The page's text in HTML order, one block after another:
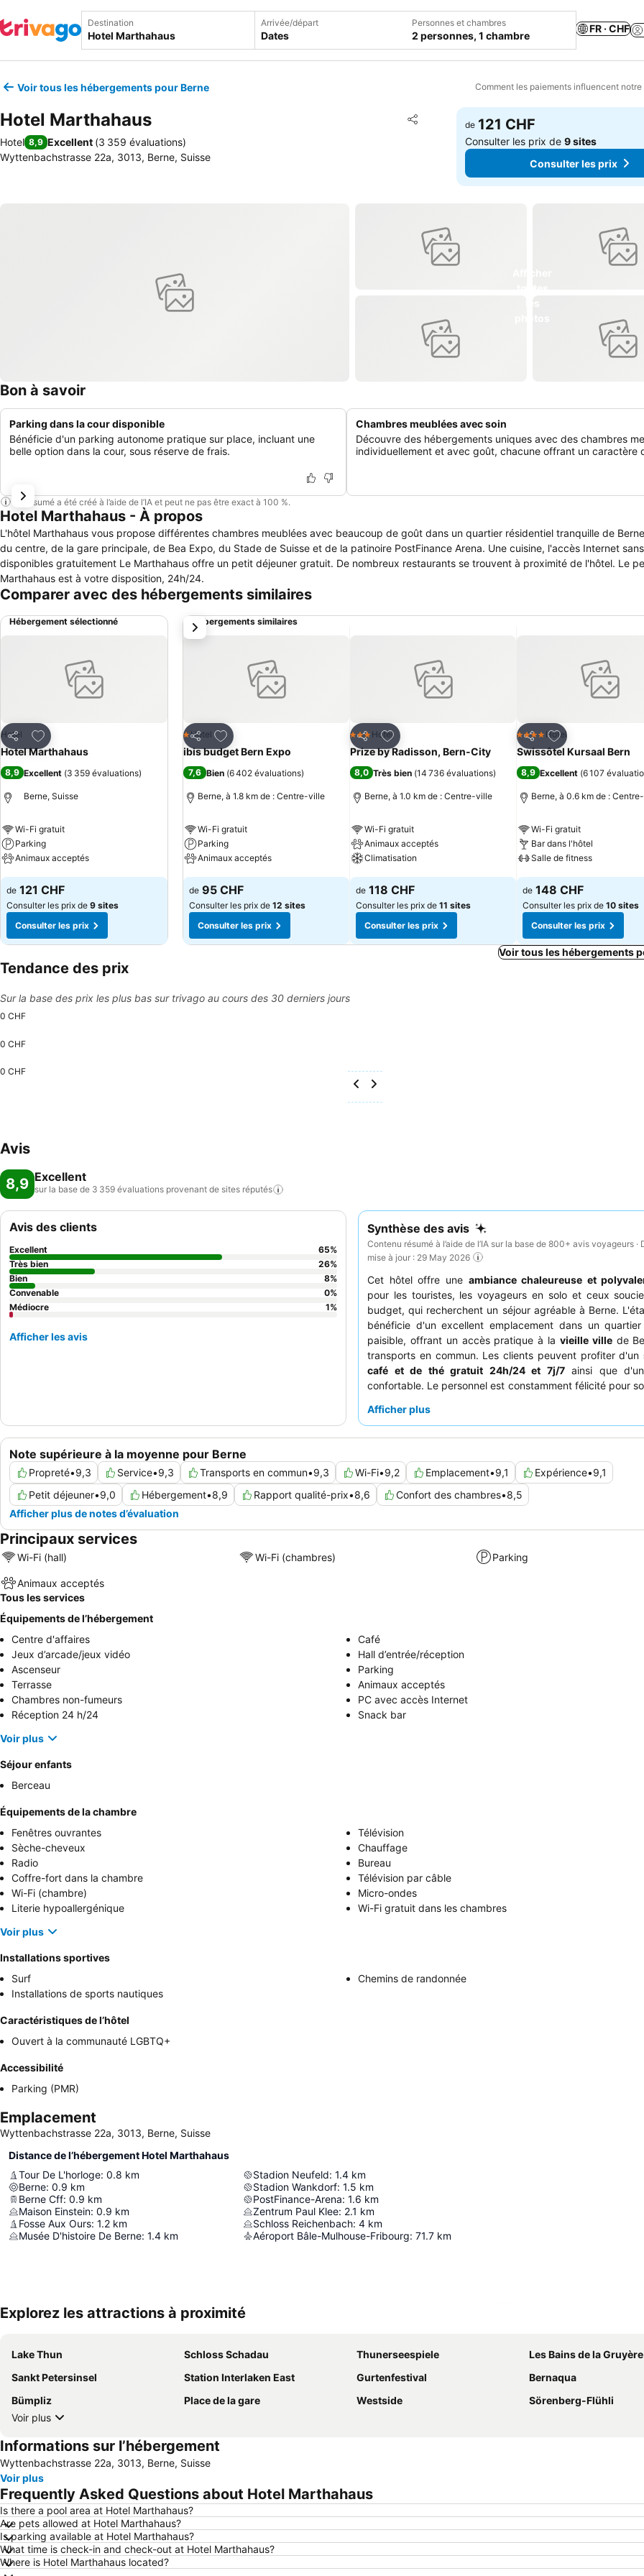
Destination Arrivée/départ
Dates
Personnes et chambres
2 personnes, 1 chambre
FR · CHF
Voir tous les hébergements pour Berne Comment les paiements influencent
Hotel Marthahaus Partager
Ajouter à mes favoris
Hotel 8,9 Excellent (3 359 évaluations)
Wyttenbachstrasse 22a, 3013, Berne, Suisse
de 121 CHF
Consulter les prix de9 sites
Consulter les prix
Bon à savoir
Parking dans la cour disponible
Bénéficie d'un parking autonome pratique sur place, incluant une
belle option dans la cour, sous réserve de frais.
Chambres meublées avec soin
Découvre des hébergements uniques avec des chambres
individuellement et avec goût, chacune offrant un caractère
Ce résumé a été créé à l’aide de l’IA et peut ne pas être exact à 100 %.
Hotel Marthahaus - À propos
L'hôtel Marthahaus vous propose différentes chambres meublées avec beaucoup de goût dans un quartier résidentiel tranquille de
du centre, de la gare principale, de Bea Expo, du Stade de Suisse et de la patinoire PostFinance Arena. Une cuisine, l'accès Internet
disponibles gratuitement Le Marthahaus offre un petit déjeuner gratuit. De nombreux restaurants se trouvent à proximité de l'hôtel. Le
Marthahaus est à votre disposition, 24h/24.
Comparer avec des hébergements similaires
Hébergement sélectionné
Partager
Ajouter à mes favoris
Hotel
Hotel Marthahaus
8,9 Excellent (3 359 évaluations)
Berne, Suisse
Wi-Fi gratuit
Parking
Animaux acceptés
Consulter les prix
de 121 CHF
Consulter les prix de 9 sites
Consulter les prix
Hébergements similaires
Partager
Ajouter à mes favoris
1 Étoiles
Hotel
ibis budget Bern Expo
7,6 Bien (6 402 évaluations)
Berne, à 1.8 km de : Centre-ville
Wi-Fi gratuit
Parking
Animaux acceptés
Consulter les prix
de 95 CHF
Consulter les prix de 12 sites
Consulter les prix
Partager
Ajouter à mes favoris
3 ÉtoilesHotel
Prize by Radisson, Bern-City
8,0 Très bien (14 736 évaluations)
Berne, à 1.0 km de : Centre-ville
Wi-Fi gratuit
Animaux acceptés
Climatisation
Consulter les prix
de 118 CHF
Consulter les prix de 11 sites
Consulter les prix
Partager
Ajouter à mes
4 ÉtoilesHotel
Swissôtel Kursaal Bern
8,9 Excellent (6 107
Berne, à 0.6 km de :
Wi-Fi gratuit
Bar dans l'hôtel
Salle de fitness
Consulter les prix
de 148 CHF
Consulter les prix de 10 sites
Consulter les prix
suivant
Voir tous les hébergements
Tendance des prix
Sur la base des prix les plus bas sur trivago au cours des 30 derniers jours
0 CHF
0 CHF
0 CHF
Avis
8,9 Excellent
sur la base de 3 359 évaluations provenant de sites réputés
Synthèse des avis
Contenu résumé à l’aide de l’IA sur la base de 800+ avis voyageurs ·
mise à jour : 29 May 2026
Cet hôtel offre une ambiance chaleureuse et
pour les touristes, les voyageurs en solo et ceux
budget, qui recherchent un séjour agréable à Berne.
bénéficie d'un excellent emplacement dans un quartier
paisible, offrant un accès pratique à la vieille villede
transports en commun. Les clients peuvent profiter d'un
café et de thé gratuit 24h/24 et 7j/7ainsi que
confortable. Le personnel est constamment félicité pour
déjeunervarié et frais. Pour une exploration de la
Afficher plus
Note supérieure à la moyenne pour Berne
Propreté•9,3 Service•9,3 Transports en commun•9,3 Wi-Fi•9,2 Emplacement•9,1 Expérience•9,1
Petit déjeuner•9,0 Hébergement•8,9 Rapport qualité-prix•8,6 Confort des chambres•8,5
Afficher plus de notes d’évaluation
Avis des clients
Excellent 65%
Très bien
26%
Bien
8%
Convenable
0%
Médiocre
1%
Afficher les avis
Principaux services
Wi-Fi (hall) Wi-Fi (chambres) Parking
Animaux acceptés
Tous les services
Équipements de l’hébergement
Centre d'affaires
Café
Jeux d’arcade/jeux vidéo
Hall d’entrée/réception
Ascenseur
Parking
Terrasse
Animaux acceptés
Chambres non-fumeurs
PC avec accès Internet
Réception 24 h/24
Snack bar
Voir plus
Séjour enfants
Berceau
Équipements de la chambre
Fenêtres ouvrantes
Télévision
Sèche-cheveux
Chauffage
Radio
Bureau
Coffre-fort dans la chambre
Télévision par câble
Wi-Fi (chambre)
Micro-ondes
Literie hypoallergénique
Wi-Fi gratuit dans les chambres
Voir plus
Installations sportives
Surf
Chemins de randonnée
Installations de sports nautiques
Caractéristiques de l’hôtel
Ouvert à la communauté LGBTQ+
Accessibilité
Parking (PMR)
Emplacement
Wyttenbachstrasse 22a, 3013, Berne, Suisse
Distance de l’hébergement Hotel Marthahaus
Tour De L'horloge: 0.8 km
Berne: 0.9 km
Berne Cff: 0.9 km
Maison Einstein: 0.9 km
Fosse Aux Ours: 1.2 km
Musée D'histoire De Berne: 1.4 km
Stadion Neufeld: 1.4 km
Stadion Wankdorf: 1.5 km
PostFinance-Arena: 1.6 km
Zentrum Paul Klee: 2.1 km
Schloss Reichenbach: 4 km
Aéroport Bâle-Mulhouse-Fribourg: 71.7 km
Explorez les attractions à proximité
Lake Thun Schloss Schadau Thunerseespiele
Les Bains de la Gruyère
Sankt Petersinsel
Station Interlaken East Gurtenfestival
Bernaqua
Bümpliz
Place de la gare Westside
Sörenberg-Flühli
Voir plus
Informations sur l’hébergement
Wyttenbachstrasse 22a, 3013, Berne, Suisse
Voir plus
Frequently Asked Questions about Hotel Marthahaus
Is there a pool area at Hotel Marthahaus?
Are pets allowed at Hotel Marthahaus?
Is parking available at Hotel Marthahaus?
What time is check-in and check-out at Hotel Marthahaus?
Where is Hotel Marthahaus located?